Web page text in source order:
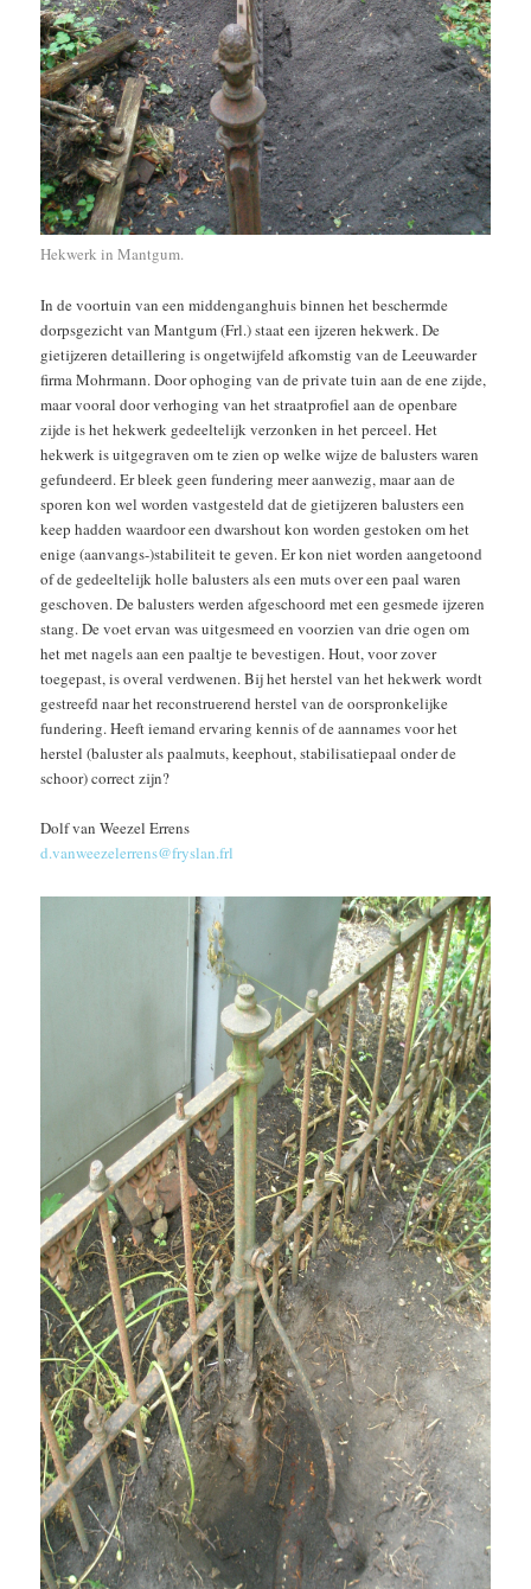
Hekwerk in Mantgum.
In de voortuin van een middenganghuis binnen het beschermde
dorpsgezicht van Mantgum (Frl.) staat een ijzeren hekwerk. De
gietijzeren detaillering is ongetwijfeld afkomstig van de Leeuwarder
firma Mohrmann. Door ophoging van de private tuin aan de ene zijde,
maar vooral door verhoging van het straatprofiel aan de openbare
zijde is het hekwerk gedeeltelijk verzonken in het perceel. Het
hekwerk is uitgegraven om te zien op welke wijze de balusters waren
gefundeerd. Er bleek geen fundering meer aanwezig, maar aan de
sporen kon wel worden vastgesteld dat de gietijzeren balusters een
keep hadden waardoor een dwarshout kon worden gestoken om het
enige (aanvangs-)stabiliteit te geven. Er kon niet worden aangetoond
of de gedeeltelijk holle balusters als een muts over een paal waren
geschoven. De balusters werden afgeschoord met een gesmede ijzeren
stang. De voet ervan was uitgesmeed en voorzien van drie ogen om
het met nagels aan een paaltje te bevestigen. Hout, voor zover
toegepast, is overal verdwenen. Bij het herstel van het hekwerk wordt
gestreefd naar het reconstruerend herstel van de oorspronkelijke
fundering. Heeft iemand ervaring kennis of de aannames voor het
herstel (baluster als paalmuts, keephout, stabilisatiepaal onder de
schoor) correct zijn?
Dolf van Weezel Errens
d.vanweezelerrens@fryslan.frl